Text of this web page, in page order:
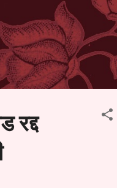
रद्द